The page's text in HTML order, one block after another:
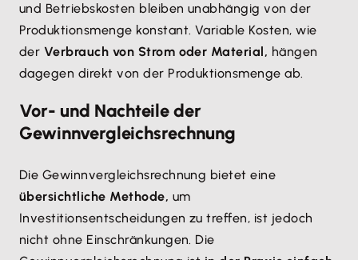
und Betriebskosten bleiben unabhängig von der
Produktionsmenge konstant. Variable Kosten, wie
der Verbrauch von Strom oder Material, hängen
dagegen direkt von der Produktionsmenge ab.
Vor- und Nachteile der
Gewinnvergleichsrechnung
Die Gewinnvergleichsrechnung bietet eine
übersichtliche Methode, um
Investitionsentscheidungen zu treffen, ist jedoch
nicht ohne Einschränkungen. Die